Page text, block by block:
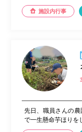
施設内行事
先日、職員さんの
で一生懸命芋ほりを